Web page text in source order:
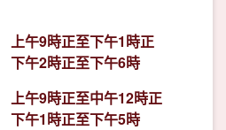
上午9時正至下午1時正
下午2時正至下午6時
上午9時正至中午12時正
下午1時正至下午5時